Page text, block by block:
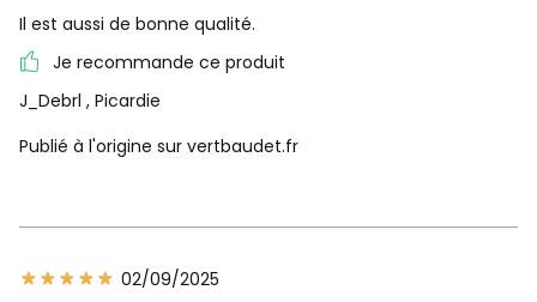
Il est aussi de bonne qualité.
Je recommande ce produit
J_Debrl , Picardie
Publié à l'origine sur vertbaudet.fr
02/09/2025